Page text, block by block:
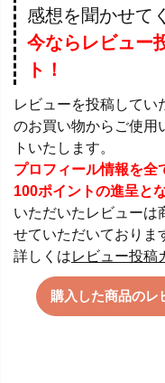
感想を聞かせて
今ならレビュー
ト！
レビューを投稿してい
のお買い物からご使用
トいたします。
プロフィール情報を全
100ポイントの進呈と
いただいたレビューは
せていただいておりま
詳しくはレビュー投稿
購入した商品のレ